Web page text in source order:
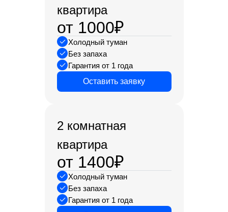
квартира
от 1000₽
Холодный туман
Без запаха
Гарантия от 1 года
Оставить заявку
2 комнатная
квартира
от 1400₽
Холодный туман
Без запаха
Гарантия от 1 года